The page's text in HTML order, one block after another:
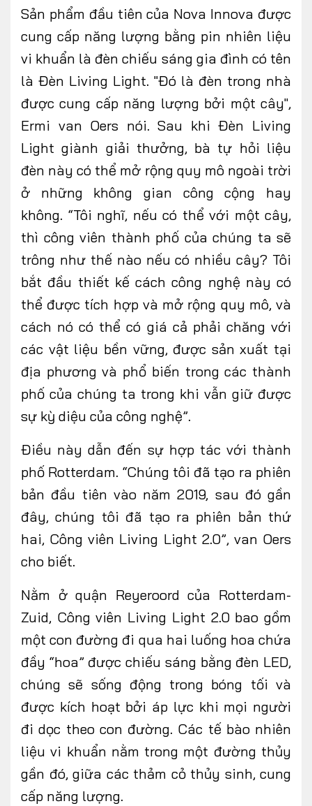
Sản phẩm đầu tiên của Nova Innova được
cung cấp năng lượng bằng pin nhiên liệu
vi khuẩn là đèn chiếu sáng gia đình có tên
là Đèn Living Light. "Đó là đèn trong nhà
được cung cấp năng lượng bởi một cây",
Ermi van Oers nói. Sau khi Đèn Living
Light giành giải thưởng, bà tự hỏi liệu
đèn này có thể mở rộng quy mô ngoài trời
ở những không gian công cộng hay
không. “Tôi nghĩ, nếu có thể với một cây,
thì công viên thành phố của chúng ta sẽ
trông như thế nào nếu có nhiều cây? Tôi
bắt đầu thiết kế cách công nghệ này có
thể được tích hợp và mở rộng quy mô, và
cách nó có thể có giá cả phải chăng với
các vật liệu bền vững, được sản xuất tại
địa phương và phổ biến trong các thành
phố của chúng ta trong khi vẫn giữ được
sự kỳ diệu của công nghệ”.
Điều này dẫn đến sự hợp tác với thành
phố Rotterdam. “Chúng tôi đã tạo ra phiên
bản đầu tiên vào năm 2019, sau đó gần
đây, chúng tôi đã tạo ra phiên bản thứ
hai, Công viên Living Light 2.0”, van Oers
cho biết.
Nằm ở quận Reyeroord của Rotterdam-
Zuid, Công viên Living Light 2.0 bao gồm
một con đường đi qua hai luống hoa chứa
đầy “hoa” được chiếu sáng bằng đèn LED,
chúng sẽ sống động trong bóng tối và
được kích hoạt bởi áp lực khi mọi người
đi dọc theo con đường. Các tế bào nhiên
liệu vi khuẩn nằm trong một đường thủy
gần đó, giữa các thảm cỏ thủy sinh, cung
cấp năng lượng.